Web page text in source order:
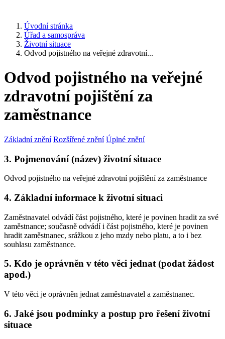
Úvodní stránka
Úřad a samospráva
Životní situace
Odvod pojistného na veřejné zdravotní...
Odvod pojistného na veřejné
zdravotní pojištění za
zaměstnance
Základní znění Rozšířené znění Úplné znění
3. Pojmenování (název) životní situace
Odvod pojistného na veřejné zdravotní pojištění za zaměstnance
4. Základní informace k životní situaci
Zaměstnavatel odvádí část pojistného, které je povinen hradit za své
zaměstnance; současně odvádí i část pojistného, které je povinen
hradit zaměstnanec, srážkou z jeho mzdy nebo platu, a to i bez
souhlasu zaměstnance.
5. Kdo je oprávněn v této věci jednat (podat žádost
apod.)
V této věci je oprávněn jednat zaměstnavatel a zaměstnanec.
6. Jaké jsou podmínky a postup pro řešení životní
situace